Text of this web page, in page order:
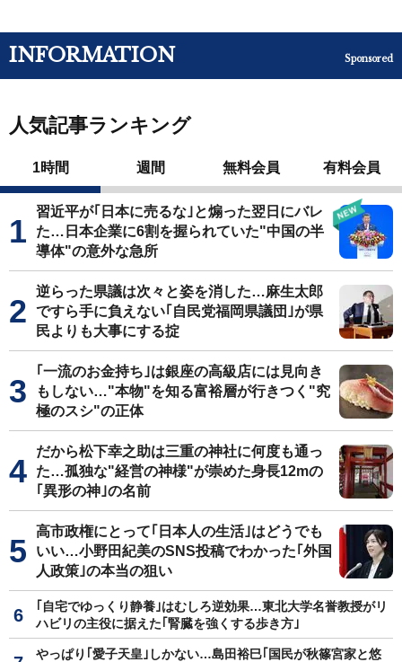
INFORMATION Sponsored
人気記事ランキング
1時間 週間 無料会員 有料会員
習近平が｢日本に売るな｣と煽った翌日にバレ
た…日本企業に6割を握られていた"中国の半
導体"の意外な急所
逆らった県議は次々と姿を消した…麻生太郎
ですら手に負えない｢自民党福岡県議団｣が県
民よりも大事にする掟
｢一流のお金持ち｣は銀座の高級店には見向き
もしない…"本物"を知る富裕層が行きつく"究
極のスシ"の正体
だから松下幸之助は三重の神社に何度も通っ
た…孤独な"経営の神様"が崇めた身長12mの
｢異形の神｣の名前
高市政権にとって｢日本人の生活｣はどうでも
いい…小野田紀美のSNS投稿でわかった｢外国
人政策｣の本当の狙い
｢自宅でゆっくり静養｣はむしろ逆効果…東北大学名誉教授がリ
ハビリの主役に据えた｢腎臓を強くする歩き方｣
やっぱり｢愛子天皇｣しかない…島田裕巳｢国民が秋篠宮家と悠